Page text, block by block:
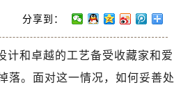
预约）
预约）
分享到：
计和卓越的工艺备受收藏家和爱
落。面对这一情况，如何妥善处